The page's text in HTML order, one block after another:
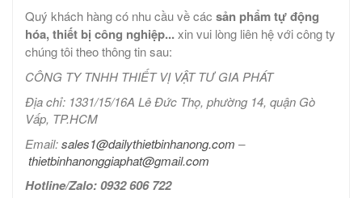
Quý khách hàng có nhu cầu về các sản phẩm tự động
hóa, thiết bị công nghiệp...xin vui lòng liên hệ với công ty
chúng tôi theo thông tin sau:
CÔNG TY TNHH THIẾT VỊ VẬT TƯ GIA PHÁT
Địa chỉ: 1331/15/16A Lê Đức Thọ, phường 14, quận Gò
Vấp, TP.HCM
Email:sales1@dailythietbinhanong.com –
thietbinhanonggiaphat@gmail.com
Hotline/Zalo: 0932 606 722